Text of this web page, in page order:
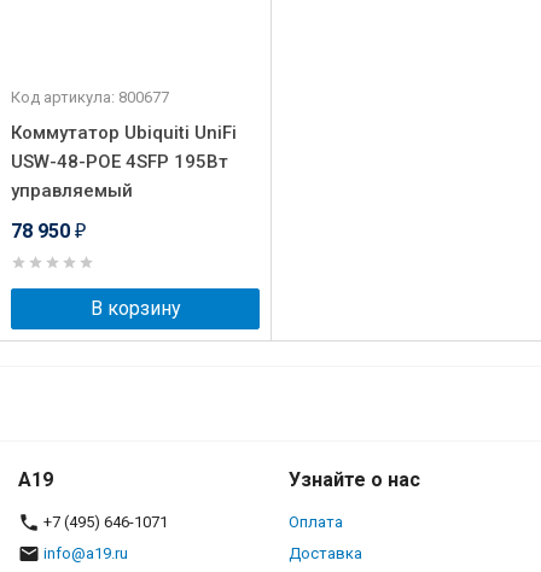
Код артикула: 800677
Коммутатор Ubiquiti UniFi
USW-48-POE 4SFP 195Вт
управляемый
78 950 ₽
В корзину
A19
+7 (495) 646-1071
info@a19.ru
Узнайте о нас
Оплата
Доставка